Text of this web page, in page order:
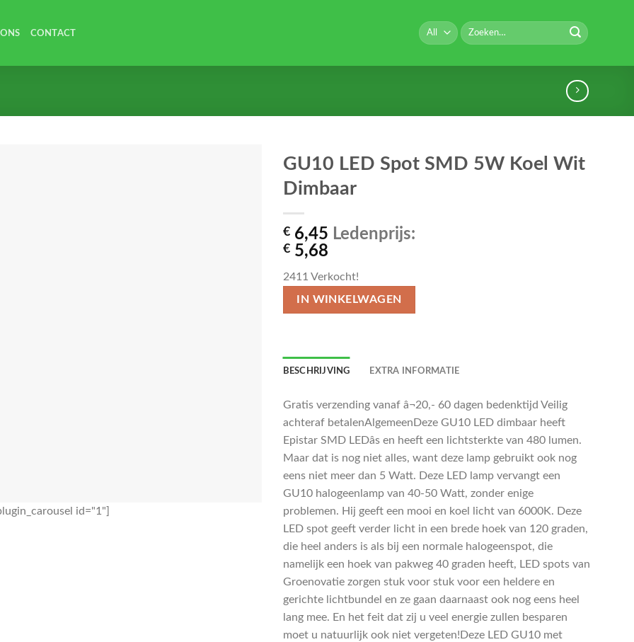
CONTACT
Zoeken
naar:
id="1"]
GU10 LED Spot SMD 5W Koel Wit
Dimbaar
€6,45 Ledenprijs:
€5,68
2411 Verkocht!
IN WINKELWAGEN
BESCHRIJVING EXTRA INFORMATIE
Gratis verzending vanaf â¬20,- 60 dagen bedenktijd Veilig
achteraf betalenAlgemeenDeze GU10 LED dimbaar heeft
Epistar SMD LEDâs en heeft een lichtsterkte van 480 lumen.
Maar dat is nog niet alles, want deze lamp gebruikt ook nog
eens niet meer dan 5 Watt. Deze LED lamp vervangt een
GU10 halogeenlamp van 40-50 Watt, zonder enige
problemen. Hij geeft een mooi en koel licht van 6000K. Deze
LED spot geeft verder licht in een brede hoek van 120 graden,
die heel anders is als bij een normale halogeenspot, die
namelijk een hoek van pakweg 40 graden heeft, LED spots van
Groenovatie zorgen stuk voor stuk voor een heldere en
gerichte lichtbundel en ze gaan daarnaast ook nog eens heel
lang mee. En het feit dat zij u veel energie zullen besparen
moet u natuurlijk ook niet vergeten!Deze LED GU10 met